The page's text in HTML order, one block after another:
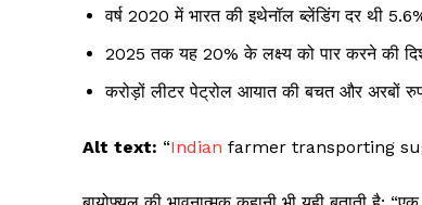
वर्ष 2020 में भारत की इथेनॉल ब्लेंडिंग दर थी
2025 तक यह 20% के लक्ष्य को पार करने की
करोड़ों लीटर पेट्रोल आयात की बचत और अरबों
Alt text: “Indian farmer transporting